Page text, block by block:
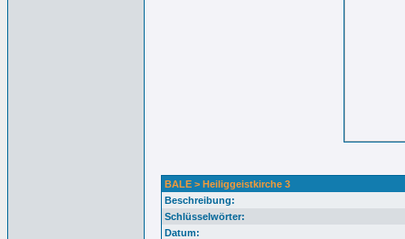
BALE > Heiliggeistkirche 3
Beschreibung:
Schlüsselwörter:
Datum: